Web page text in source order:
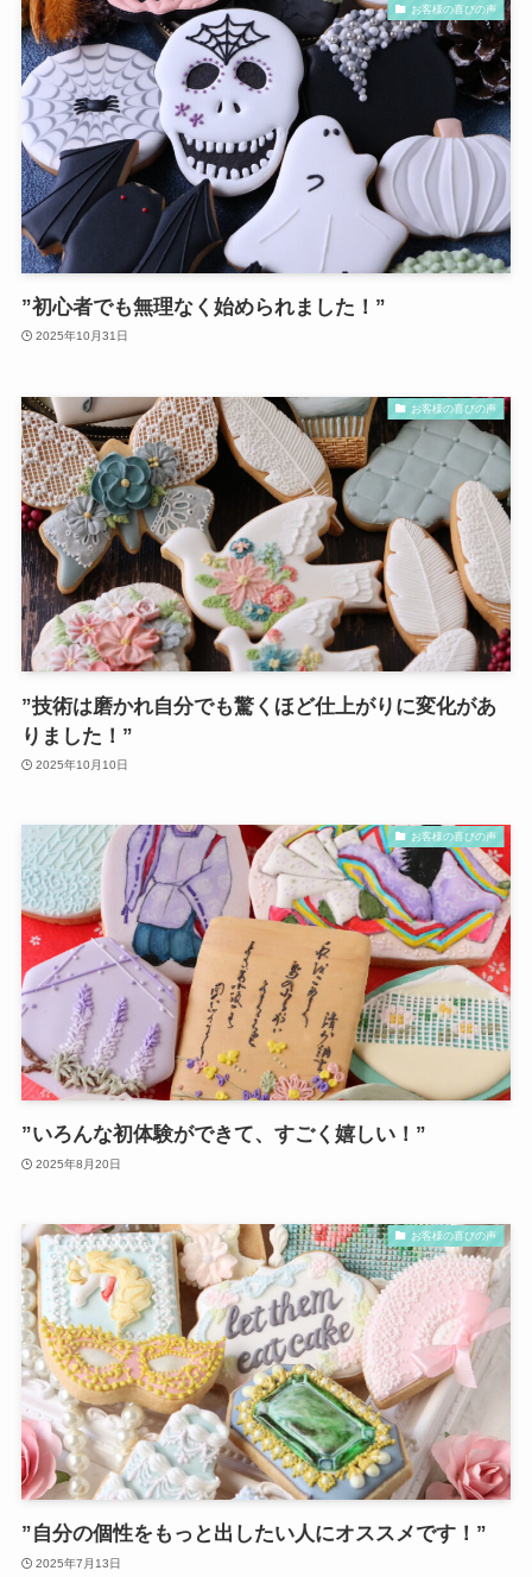
お客様の喜びの声
”初心者でも無理なく始められました！”
2025年10月31日
お客様の喜びの声
”技術は磨かれ自分でも驚くほど仕上がりに変化があ
りました！”
2025年10月10日
お客様の喜びの声
”いろんな初体験ができて、すごく嬉しい！”
2025年8月20日
お客様の喜びの声
”自分の個性をもっと出したい人にオススメです！”
2025年7月13日